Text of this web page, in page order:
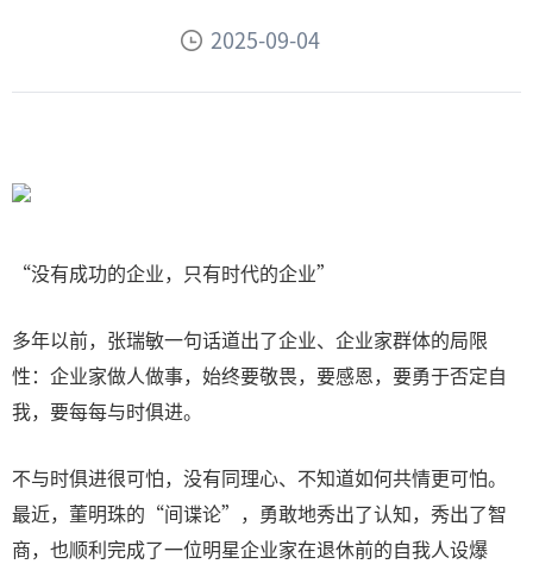
2025-09-04
“没有成功的企业，只有时代的企业”
多年以前，张瑞敏一句话道出了企业、企业家群体的局限
性：企业家做人做事，始终要敬畏，要感恩，要勇于否定自
我，要每每与时俱进。
不与时俱进很可怕，没有同理心、不知道如何共情更可怕。
最近，董明珠的“间谍论”，勇敢地秀出了认知，秀出了智
商，也顺利完成了一位明星企业家在退休前的自我人设爆